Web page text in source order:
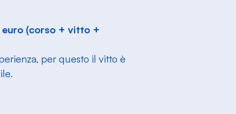
(corso + vitto +
per questo il vitto è
.